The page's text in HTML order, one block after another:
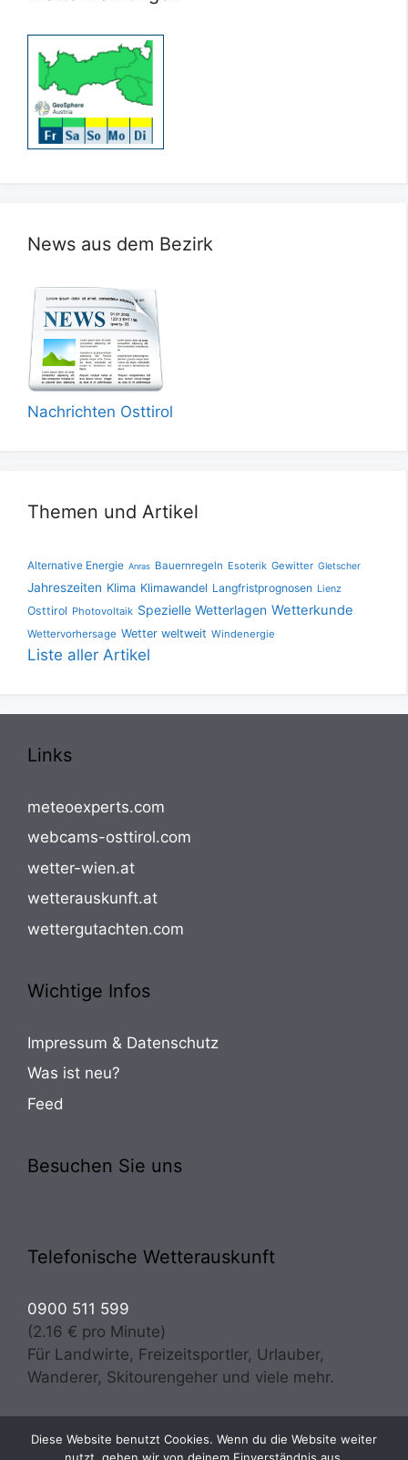
News aus dem Bezirk
Nachrichten Osttirol
Themen und Artikel
Alternative Energie Anras Bauernregeln Esoterik Gewitter Gletscher
Jahreszeiten Klima Klimawandel Langfristprognosen Lienz
Osttirol Photovoltaik Spezielle Wetterlagen Wetterkunde
Wettervorhersage Wetter weltweit Windenergie
Liste aller Artikel
Links
meteoexperts.com
webcams-osttirol.com
wetter-wien.at
wetterauskunft.at
wettergutachten.com
Wichtige Infos
Impressum & Datenschutz
Was ist neu?
Feed
Besuchen Sie uns
Telefonische Wetterauskunft
0900 511 599
(2.16 € pro Minute)
Für Landwirte, Freizeitsportler, Urlauber,
Wanderer, Skitourengeher und viele mehr.
Copyright © 2026 · Wetter Osttirol | meteo experts
Diese Website benutzt Cookies. Wenn du die Website weiter